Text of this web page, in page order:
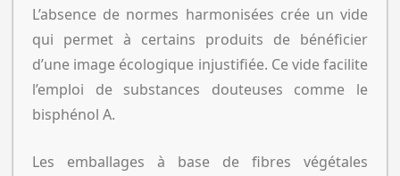
L’absence de normes harmonisées crée un vide
qui permet à certains produits de bénéficier
d’une image écologique injustifiée. Ce vide facilite
l’emploi de substances douteuses comme le
bisphénol A.
Les emballages à base de fibres végétales